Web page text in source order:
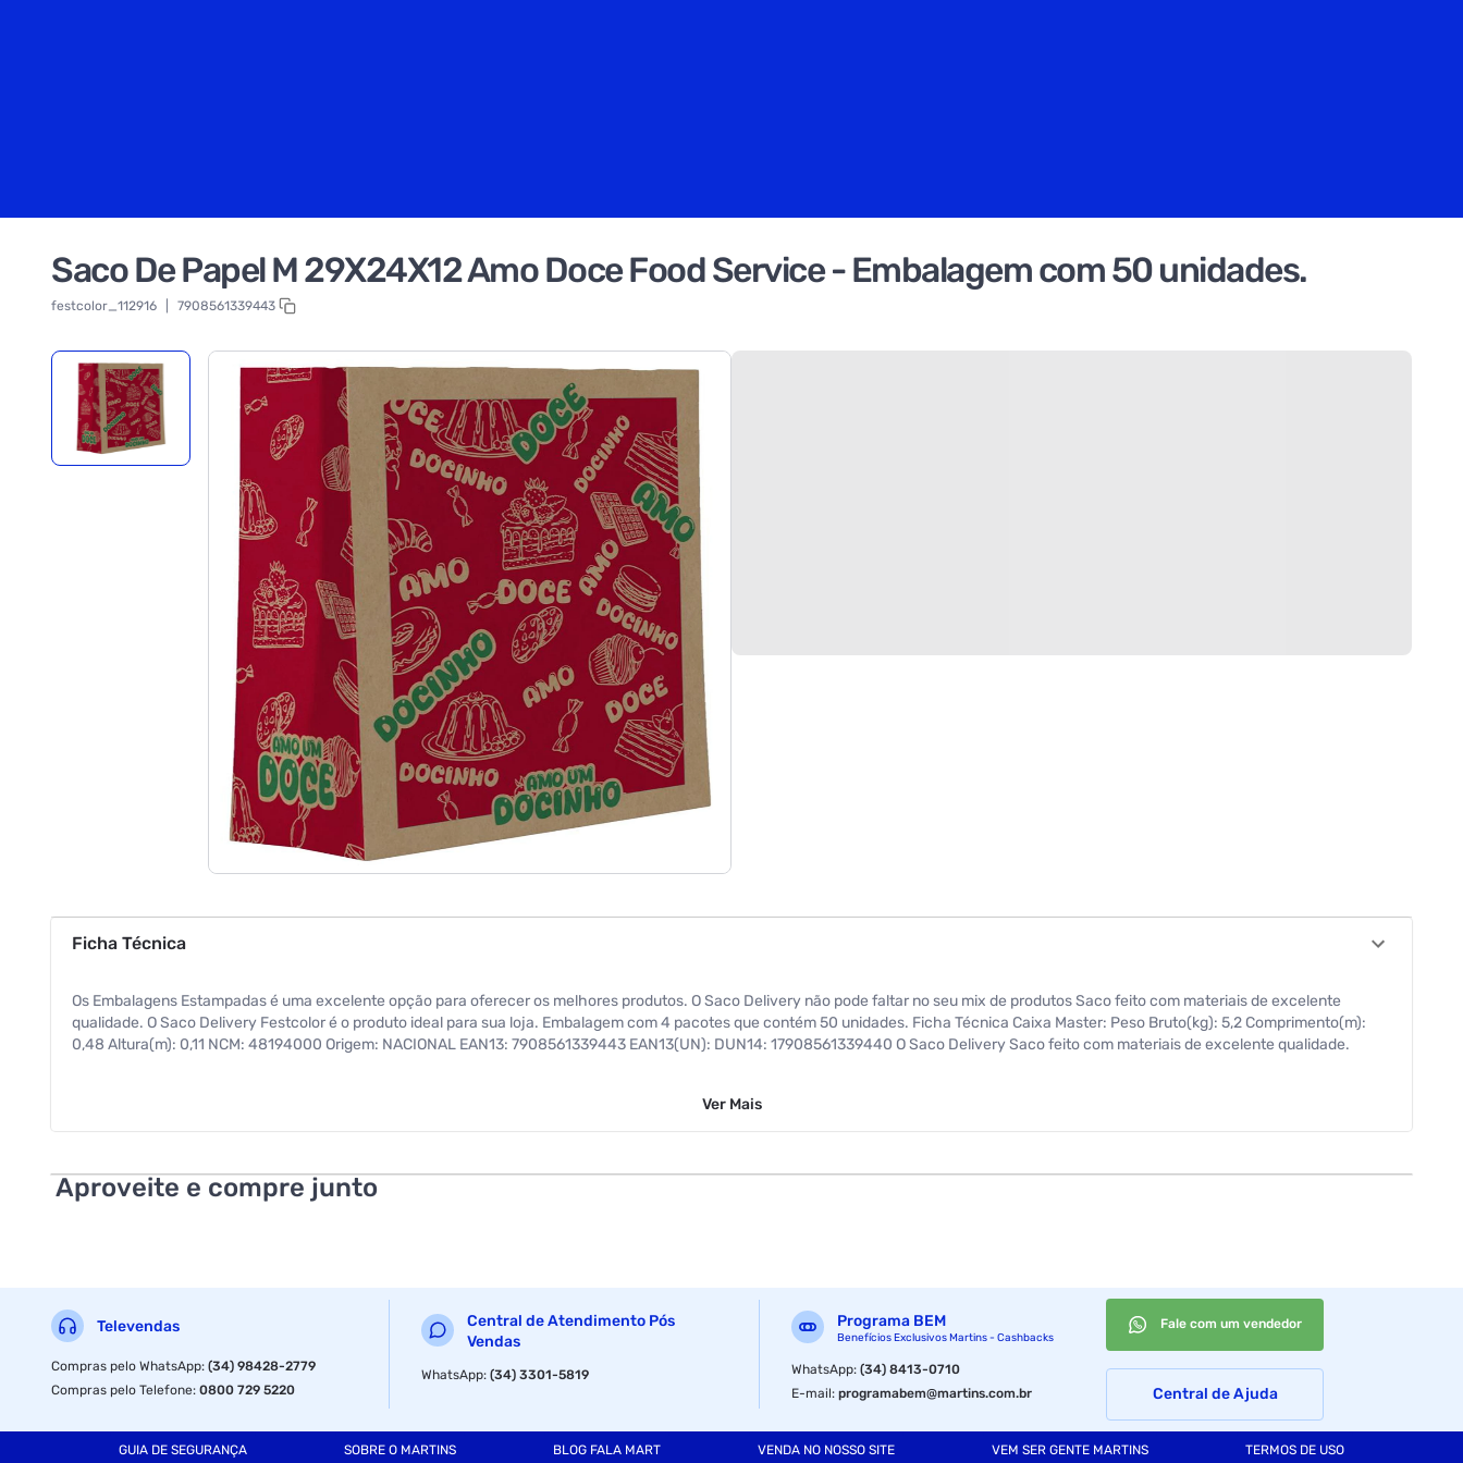
Saco De Papel M 29X24X12 Amo Doce Food Service - Embalagem com 50 unidades.
festcolor_112916 7908561339443
Ficha Técnica
Os Embalagens Estampadas é uma excelente opção para oferecer os melhores produtos. O Saco Delivery não pode faltar no seu mix de produtos Saco feito com materiais de excelente
qualidade. O Saco Delivery Festcolor é o produto ideal para sua loja. Embalagem com 4 pacotes que contém 50 unidades. Ficha Técnica Caixa Master: Peso Bruto(kg): 5,2 Comprimento(m):
0,48 Altura(m): 0,11 NCM: 48194000 Origem: NACIONAL EAN13: 7908561339443 EAN13(UN): DUN14: 17908561339440 O Saco Delivery Saco feito com materiais de excelente qualidade.
Ver Mais
Aproveite e compre junto
Televendas
Compras pelo WhatsApp:(34) 98428-2779
Compras pelo Telefone:0800 729 5220
Central de Atendimento Pós
Vendas
WhatsApp:(34) 3301-5819
Programa BEM
Benefícios Exclusivos Martins - Cashbacks
WhatsApp:(34) 8413-0710
E-mail:programabem@martins.com.br
Fale com um vendedor
Central de Ajuda
GUIA DE SEGURANÇA SOBRE O MARTINS BLOG FALA MART VENDA NO NOSSO SITE VEM SER GENTE MARTINS TERMOS DE USO